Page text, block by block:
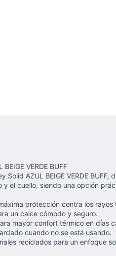
VERDE BUFF
Solid AZUL BEIGE VERDE BUFF,
y el cuello, siendo una opción
protección contra los rayos
un calce cómodo y seguro.
mayor confort térmico en días
cuando no se está usando.
reciclados para un enfoque